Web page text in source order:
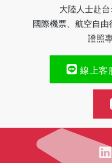
大陸人士赴台:
國際機票、航空自
證照
線上客